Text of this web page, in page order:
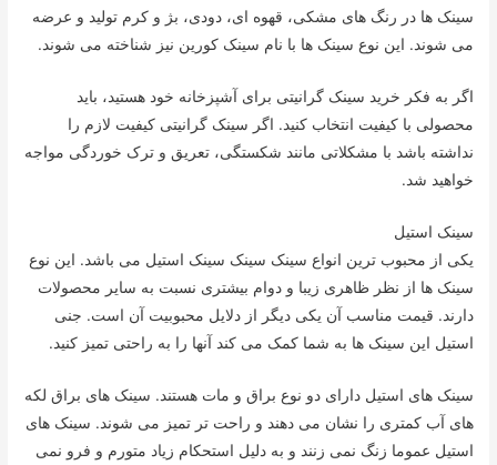
سینک ها در رنگ های مشکی، قهوه ای، دودی، بژ و کرم تولید و عرضه
می شوند. این نوع سینک ها با نام سینک کورین نیز شناخته می شوند.
اگر به فکر خرید سینک گرانیتی برای آشپزخانه خود هستید، باید
محصولی با کیفیت انتخاب کنید. اگر سینک گرانیتی کیفیت لازم را
نداشته باشد با مشکلاتی مانند شکستگی، تعریق و ترک خوردگی مواجه
خواهید شد.
سینک استیل
یکی از محبوب ترین انواع سینک سینک سینک استیل می باشد. این نوع
سینک ها از نظر ظاهری زیبا و دوام بیشتری نسبت به سایر محصولات
دارند. قیمت مناسب آن یکی دیگر از دلایل محبوبیت آن است. جنی
استیل این سینک ها به شما کمک می کند آنها را به راحتی تمیز کنید.
سینک های استیل دارای دو نوع براق و مات هستند. سینک های براق لکه
های آب کمتری را نشان می دهند و راحت تر تمیز می شوند. سینک های
استیل عموما زنگ نمی زنند و به دلیل استحکام زیاد متورم و فرو نمی